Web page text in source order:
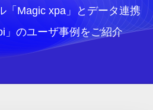
「Magic xpa」とデータ連携
」のユーザ事例をご紹介